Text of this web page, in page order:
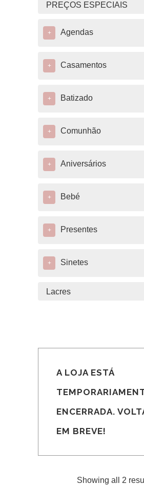
PREÇOS ESPECIAIS
+ Agendas
+ Casamentos
+ Batizado
+ Comunhão
+ Aniversários
+ Bebé
+ Presentes
+ Sinetes
Lacres
A LOJA ESTÁ
ENCERRADA.
EM BREVE!
Showing all 2